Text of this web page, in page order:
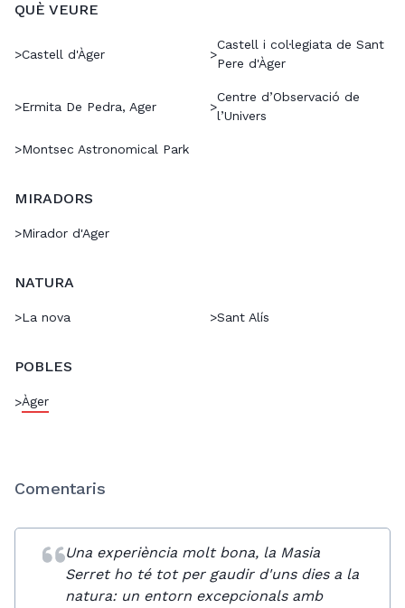
QUÈ VEURE
>Castell d'Àger >
Castell i col·legiata de Sant
Pere d'Àger
>Ermita De Pedra, Ager >
Centre d’Observació de
l’Univers
>Montsec Astronomical Park
MIRADORS
>Mirador d'Ager
NATURA
>La nova >Sant Alís
POBLES
>Àger
Comentaris
Una experiència molt bona, la Masia
Serret ho té tot per gaudir d'uns dies a la
natura: un entorn excepcionals amb